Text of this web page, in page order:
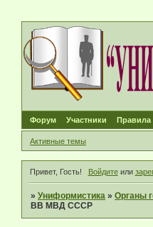
Форум Участники Правила
Активные темы
Привет, Гость! Войдитеили
»Униформистика »Органы
ВВ МВД СССР